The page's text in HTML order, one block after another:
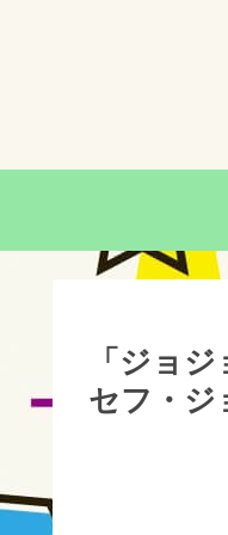
「ジョ
セフ・ジ